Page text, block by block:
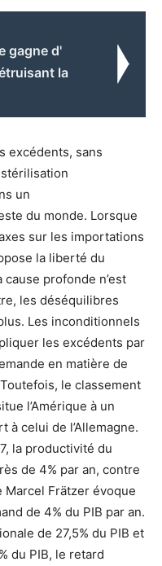
gagne d'
la
excédents, sans
un
du monde. Lorsque
sur les importations
la liberté du
profonde n’est
les déséquilibres
Les inconditionnels
les excédents par
en matière de
le classement
l’Amérique à un
à celui de l’Allemagne.
la productivité du
de 4% par an, contre
Marcel Frätzer évoque
de 4% du PIB par an.
de 27,5% du PIB et
du PIB, le retard